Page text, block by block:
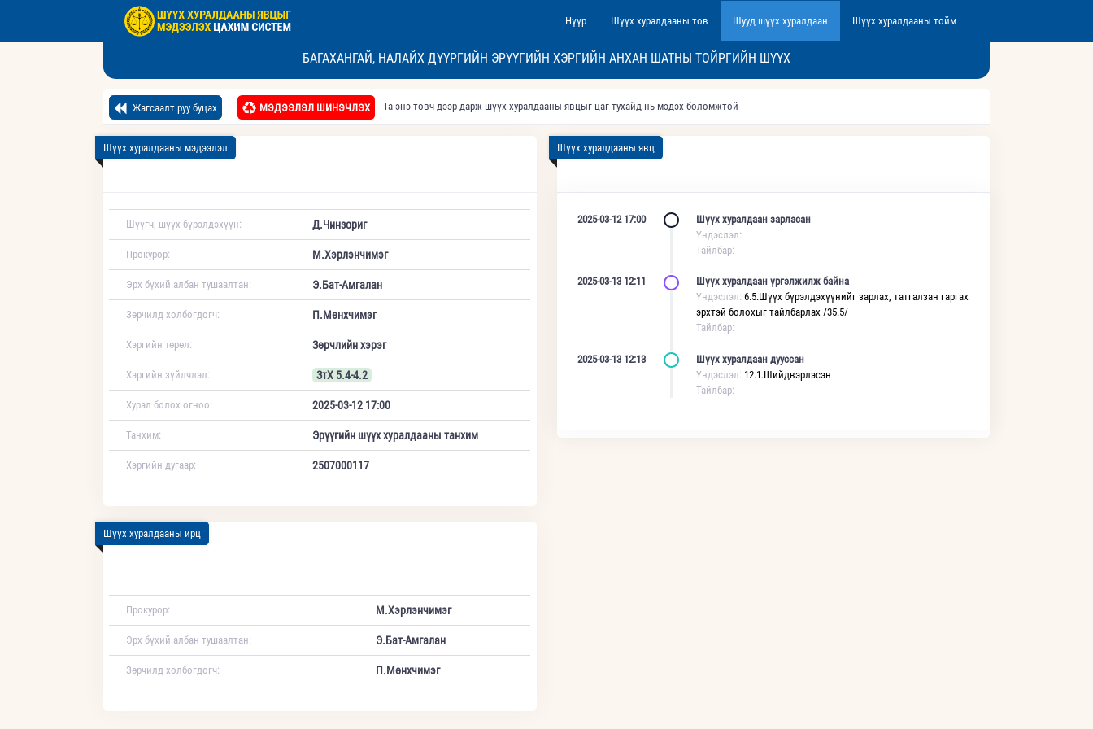
Нүүр Шүүх хуралдааны тов Шууд шүүх хуралдаан Шүүх хуралдааны тойм
БАГАХАНГАЙ, НАЛАЙХ ДҮҮРГИЙН ЭРҮҮГИЙН ХЭРГИЙН АНХАН ШАТНЫ ТОЙРГИЙН ШҮҮХ
Жагсаалт руу буцах МЭДЭЭЛЭЛ ШИНЭЧЛЭХ Та энэ товч дээр дарж шүүх хуралдааны явцыг цаг тухайд нь мэдэх боломжтой
Шүүх хуралдааны мэдээлэл
Шүүгч, шүүх бүрэлдэхүүн: Д.Чинзориг
Прокурор: М.Хэрлэнчимэг
Эрх бүхий албан тушаалтан: Э.Бат-Амгалан
Зөрчилд холбогдогч: П.Мөнхчимэг
Хэргийн төрөл: Зөрчлийн хэрэг
Хэргийн зүйлчлэл: ЗтХ 5.4-4.2
Хурал болох огноо: 2025-03-12 17:00
Танхим: Эрүүгийн шүүх хуралдааны танхим
Хэргийн дугаар: 2507000117
Шүүх хуралдааны ирц
Прокурор: М.Хэрлэнчимэг
Эрх бүхий албан тушаалтан: Э.Бат-Амгалан
Зөрчилд холбогдогч: П.Мөнхчимэг
Шүүх хуралдааны явц
2025-03-12 17:00
Шүүх хуралдаан зарласан
Үндэслэл:
Тайлбар:
2025-03-13 12:11
Шүүх хуралдаан үргэлжилж байна
Үндэслэл: 6.5.Шүүх бүрэлдэхүүнийг зарлах, татгалзан гаргах
эрхтэй болохыг тайлбарлах /35.5/
Тайлбар:
2025-03-13 12:13
Шүүх хуралдаан дууссан
Үндэслэл: 12.1.Шийдвэрлэсэн
Тайлбар: